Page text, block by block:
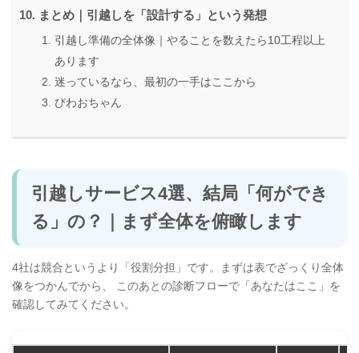
まとめ｜引越しを「設計する」という発想
引越し準備の全体像｜やることを数えたら10工程以上
あります
迷っているなら、最初の一手はここから
びわおちゃん
引越しサービス4選、結局「何ができ
る」の？｜まず全体を俯瞰します
4社は競合というより「役割分担」です。まずは表でざっくり全体
像をつかんでから、 このあとの診断フローで「あなたはここ」を
確認してみてください。